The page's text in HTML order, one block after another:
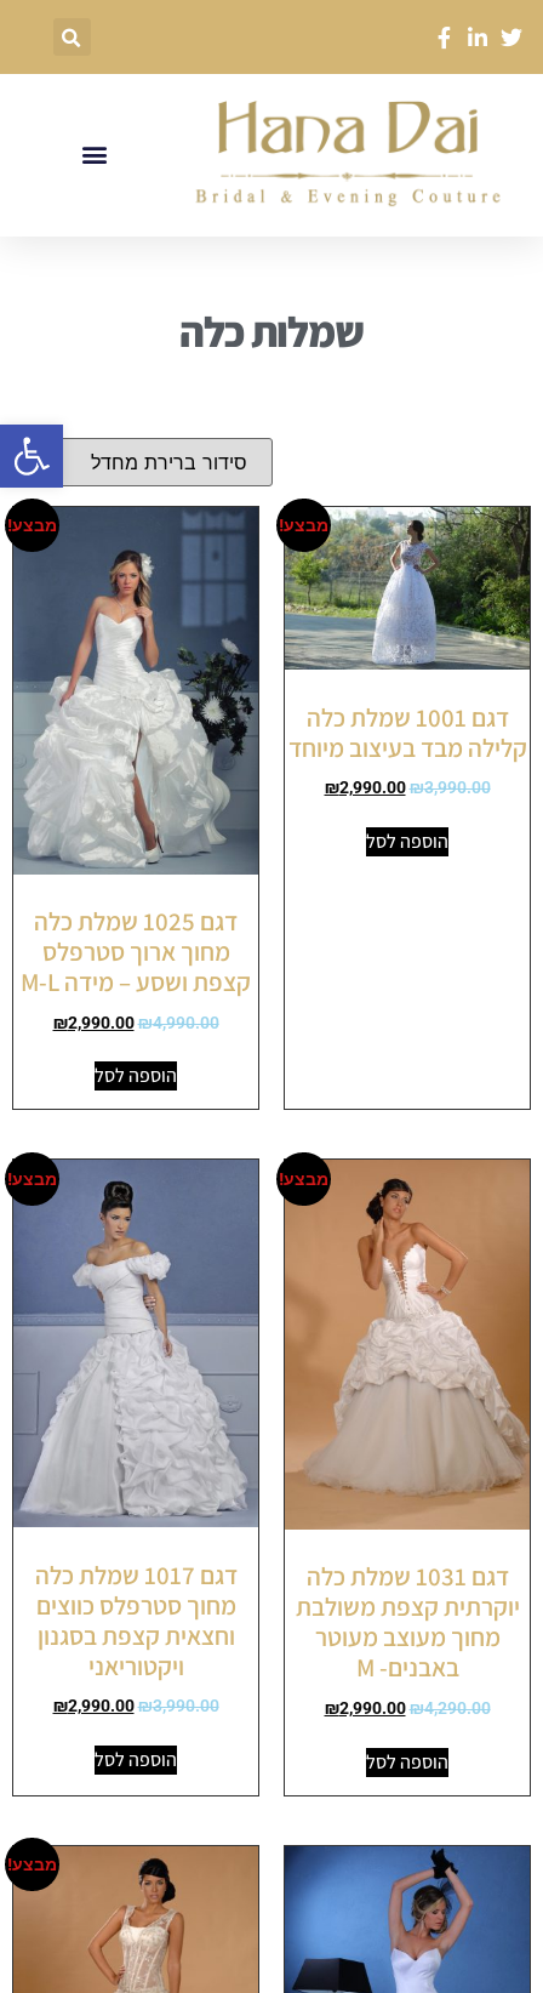
פתח
שמלות כלה
מבצע!
דגם 1001 שמלת כלה
קלילה מבד בעיצוב מיוחד
₪3,990.00
₪2,990.00
הוספה לסל
מבצע!
דגם 1025 שמלת כלה
מחוך ארוך סטרפלס
קצפת ושסע – מידה M-L
₪4,990.00
₪2,990.00
הוספה לסל
מבצע!
דגם 1031 שמלת כלה
יוקרתית קצפת משולבת
מחוך מעוצב מעוטר
באבנים- M
₪4,290.00
₪2,990.00
הוספה לסל
מבצע!
דגם 1017 שמלת כלה
מחוך סטרפלס כווצים
וחצאית קצפת בסגנון
ויקטוריאני
₪3,990.00
₪2,990.00
הוספה לסל
מבצע!